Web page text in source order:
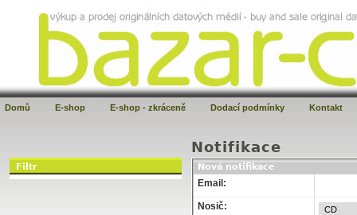
Domů E-shop E-shop - zkráceně Dodací podmínky Kontakt
Notifikace
Nová notifikace
Email:
Nosič:
Filtr